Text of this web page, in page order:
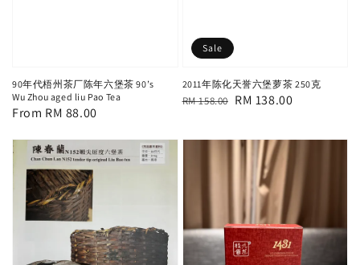
90年代梧州茶厂陈年六堡茶 90’s
Wu Zhou aged liu Pao Tea
Regular
From RM 88.00
Sale
2011年陈化天誉六堡萝茶 250克
Regular
RM 158.00 Sale
RM 138.00